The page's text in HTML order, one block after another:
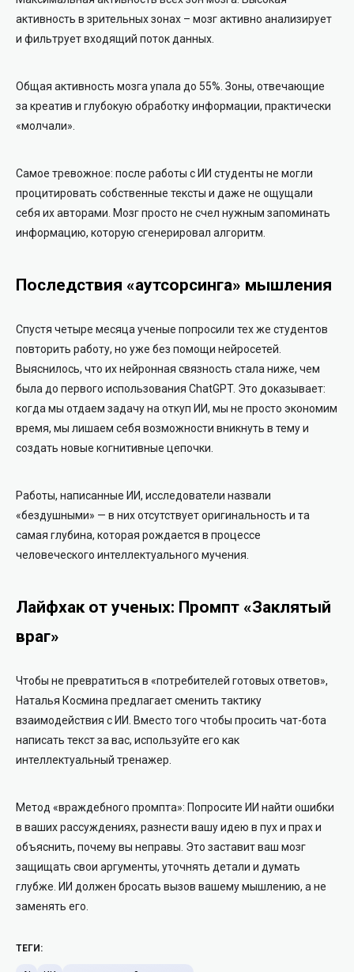
активность в зрительных зонах – мозг активно анализирует
и фильтрует входящий поток данных.
Общая активность мозга упала до 55%. Зоны, отвечающие
за креатив и глубокую обработку информации, практически
«молчали».
Самое тревожное: после работы с ИИ студенты не могли
процитировать собственные тексты и даже не ощущали
себя их авторами. Мозг просто не счел нужным запоминать
информацию, которую сгенерировал алгоритм.
Последствия «аутсорсинга» мышления
Спустя четыре месяца ученые попросили тех же студентов
повторить работу, но уже без помощи нейросетей.
Выяснилось, что их нейронная связность стала ниже, чем
была до первого использования ChatGPT. Это доказывает:
когда мы отдаем задачу на откуп ИИ, мы не просто экономим
время, мы лишаем себя возможности вникнуть в тему и
создать новые когнитивные цепочки.
Работы, написанные ИИ, исследователи назвали
«бездушными» — в них отсутствует оригинальность и та
самая глубина, которая рождается в процессе
человеческого интеллектуального мучения.
Лайфхак от ученых: Промпт «Заклятый
враг»
Чтобы не превратиться в «потребителей готовых ответов»,
Наталья Космина предлагает сменить тактику
взаимодействия с ИИ. Вместо того чтобы просить чат-бота
написать текст за вас, используйте его как
интеллектуальный тренажер.
Метод «враждебного промпта»: Попросите ИИ найти ошибки
в ваших рассуждениях, разнести вашу идею в пух и прах и
объяснить, почему вы неправы. Это заставит ваш мозг
защищать свои аргументы, уточнять детали и думать
глубже. ИИ должен бросать вызов вашему мышлению, а не
заменять его.
ТЕГИ: